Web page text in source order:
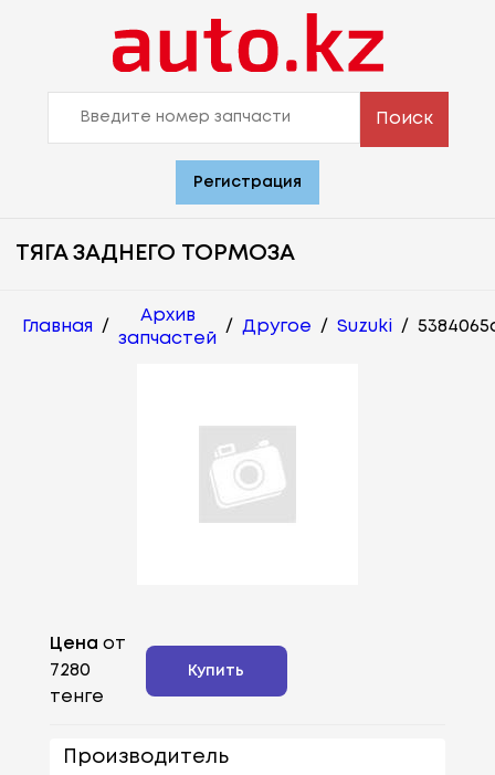
Поиск
Регистрация
ТЯГА ЗАДНЕГО ТОРМОЗА
Главная /
Архив
запчастей
/ Другое / Suzuki /
Цена от
7280
тенге
Купить
Производитель